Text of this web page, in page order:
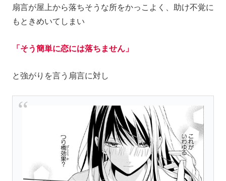
扇言が屋上から落ちそうな所をかっこよく、助け不覚に
もときめいてしまい
「そう簡単に恋には落ちません」
と強がりを言う扇言に対し